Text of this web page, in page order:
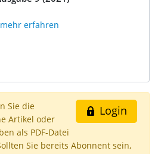
mehr erfahren
Login
Sie die
Artikel oder
als PDF-Datei
Sie bereits Abonnent sein,